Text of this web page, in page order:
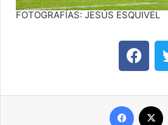
FOTOGRAFÍAS: JESÚS ESQUIVEL